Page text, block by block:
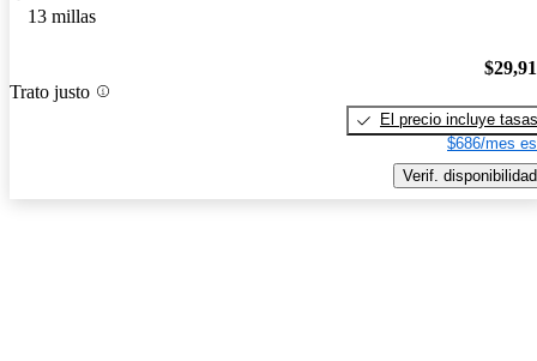
13 millas
Trato justo
El precio incluye tasas
$686/mes
Verif. disponibilidad